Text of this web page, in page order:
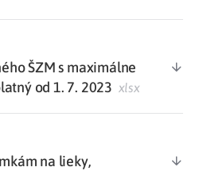
ŠZM s maximálne
od 1. 7. 2023 xlsx
na lieky,